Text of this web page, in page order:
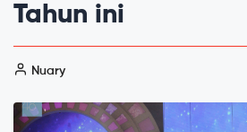
Tahun ini
Nuary